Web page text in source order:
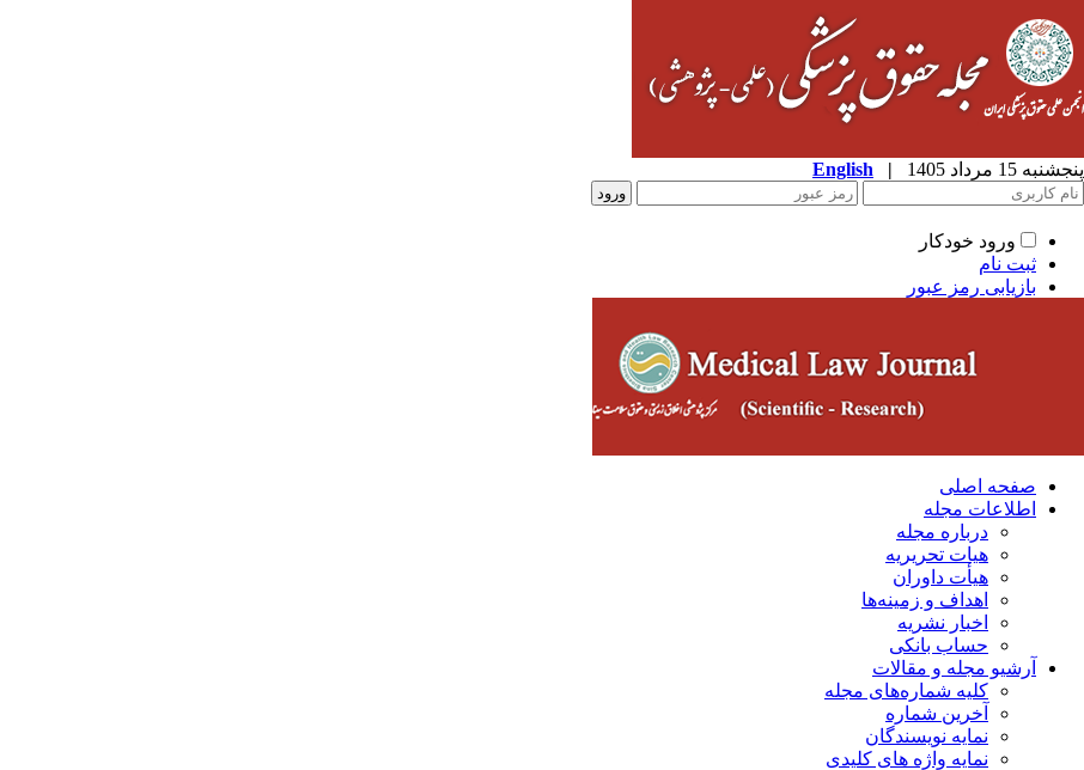
پنجشنبه 15 مرداد 1405 |
English
ورود خودکار
ثبت نام
بازیابی رمز عبور
صفحه اصلی
اطلاعات مجله
درباره مجله
هیات تحریریه
هیأت داوران
اهداف و زمینه‌ها
اخبار نشریه
حساب بانکی
آرشیو مجله و مقالات
کلیه شماره‌های مجله
آخرین شماره
نمایه نویسندگان
نمایه واژه های کلیدی